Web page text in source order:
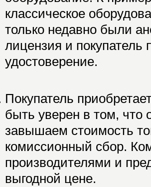
классическое
только недавно были
лицензия и покупатель
удостоверение.
Покупатель
быть уверен в том, что
завышаем стоимость
комиссионный сбор.
производителями и
выгодной цене.